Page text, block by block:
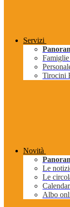
Servizi
Famiglie
Tirocini
Novità
Le
Le
Albo